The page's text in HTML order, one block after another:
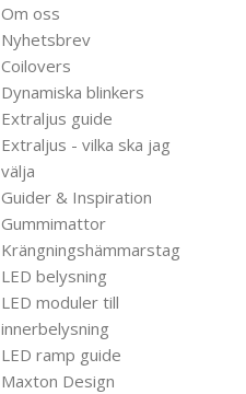
Om oss
Nyhetsbrev
Coilovers
Dynamiska blinkers
Extraljus guide
Extraljus - vilka ska jag
välja
Guider & Inspiration
Gummimattor
Krängningshämmarstag
LED belysning
LED moduler till
innerbelysning
LED ramp guide
Maxton Design